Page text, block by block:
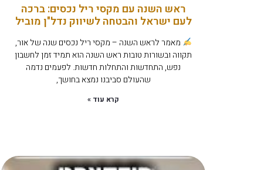
ראש השנה עם מקסי ריל נכסים: ברכה
לעם ישראל והבטחה לשיווק נדל"ן מוביל
מאמר לראש השנה – מקסי ריל נכסים שנה של אור,
תקווה ובשורות טובות ראש השנה הוא תמיד זמן לחשבון
נפש, התחדשות והתחלות חדשות. לפעמים נדמה
שהעולם סביבנו נמצא בחושך,
קרא עוד »